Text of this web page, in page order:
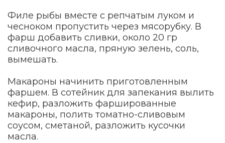
Филе рыбы вместе с репчатым луком и
чесноком пропустить через мясорубку. В
фарш добавить сливки, около 20 гр
сливочного масла, пряную зелень, соль,
вымешать.
Макароны начинить приготовленным
фаршем. В сотейник для запекания вылить
кефир, разложить фаршированные
макароны, полить томатно-сливовым
соусом, сметаной, разложить кусочки
масла.